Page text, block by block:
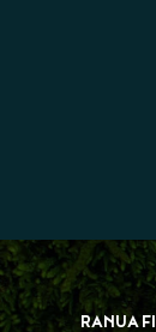
RANUA